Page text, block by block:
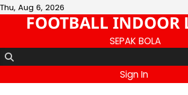
Skip
Thu, Aug 6, 2026
FOOTBALL INDOOR
SEPAK BOLA
Sign In